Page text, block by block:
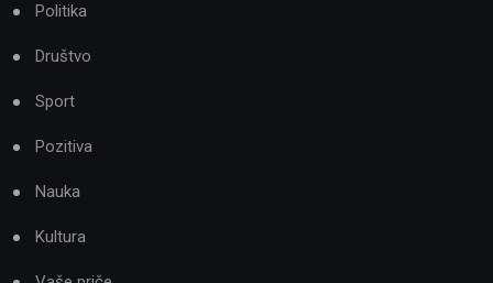
Politika
Društvo
Sport
Pozitiva
Nauka
Kultura